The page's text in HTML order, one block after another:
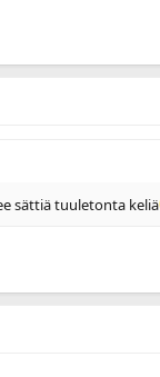
sättiä tuuletonta keliä